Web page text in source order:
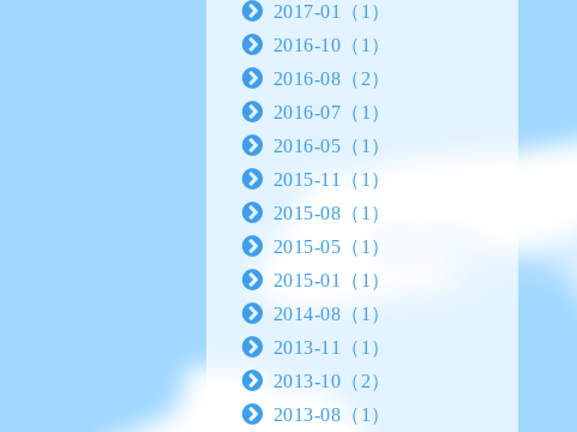
2017-01（1）
2016-10（1）
2016-08（2）
2016-07（1）
2016-05（1）
2015-11（1）
2015-08（1）
2015-05（1）
2015-01（1）
2014-08（1）
2013-11（1）
2013-10（2）
2013-08（1）